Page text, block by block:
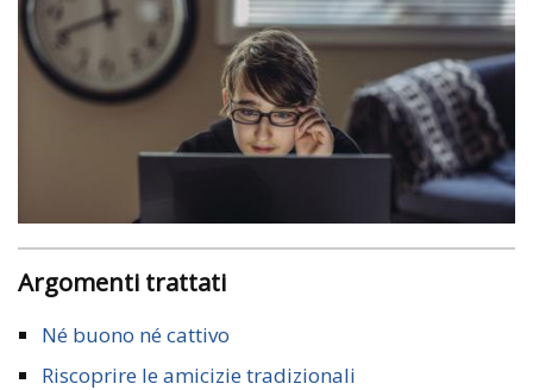
Argomenti trattati
Né buono né cattivo
Riscoprire le amicizie tradizionali